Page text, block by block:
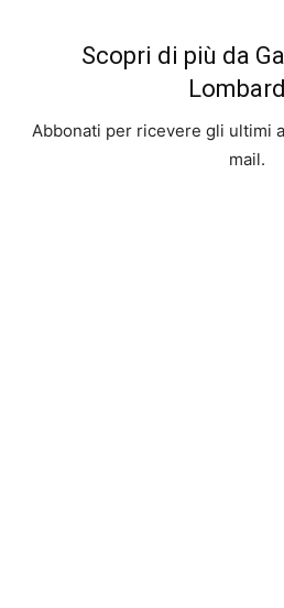
Scopri di più da
Abbonati per ricevere gli ultimi
mail.